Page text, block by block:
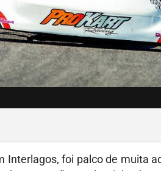
Interlagos, foi palco de muita